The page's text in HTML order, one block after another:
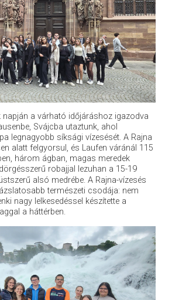
a várható időjáráshoz igazodva
Svájcba utaztunk, ahol
legnagyobb síksági vízesését. A Rajna
alatt felgyorsul, és Laufen váránál 115
három ágban, magas meredek
robajjal lezuhan a 15-19
alsó medrébe. A Rajna-vízesés
természeti csodája: nem
nagy lelkesedéssel készítette a
a háttérben.